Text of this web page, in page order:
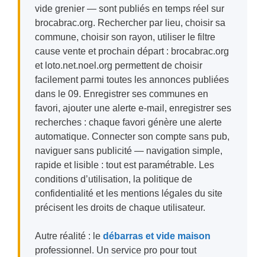
vide grenier — sont publiés en temps réel sur
brocabrac.org. Rechercher par lieu, choisir sa
commune, choisir son rayon, utiliser le filtre
cause vente et prochain départ : brocabrac.org
et loto.net.noel.org permettent de choisir
facilement parmi toutes les annonces publiées
dans le 09. Enregistrer ses communes en
favori, ajouter une alerte e-mail, enregistrer ses
recherches : chaque favori génère une alerte
automatique. Connecter son compte sans pub,
naviguer sans publicité — navigation simple,
rapide et lisible : tout est paramétrable. Les
conditions d’utilisation, la politique de
confidentialité et les mentions légales du site
précisent les droits de chaque utilisateur.
Autre réalité : le débarras et vide maison
professionnel. Un service pro pour tout